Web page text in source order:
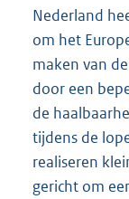
Nederland
om het
maken van
door een
de
tijdens de
realiseren
gericht om